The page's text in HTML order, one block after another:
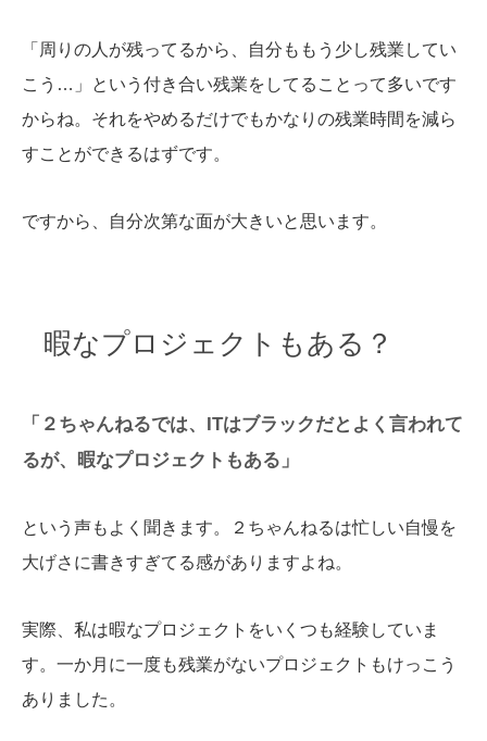
「周りの人が残ってるから、自分ももう少し残業してい
こう…」という付き合い残業をしてることって多いです
からね。それをやめるだけでもかなりの残業時間を減ら
すことができるはずです。
ですから、自分次第な面が大きいと思います。
暇なプロジェクトもある？
「２ちゃんねるでは、ITはブラックだとよく言われて
るが、暇なプロジェクトもある」
という声もよく聞きます。２ちゃんねるは忙しい自慢を
大げさに書きすぎてる感がありますよね。
実際、私は暇なプロジェクトをいくつも経験していま
す。一か月に一度も残業がないプロジェクトもけっこう
ありました。